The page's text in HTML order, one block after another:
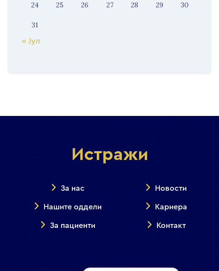
24 25 26 27 28 29 30
31
« Јул
Истражи
За нас
Нашите оддели
За пациенти
Новости
Кариера
Контакт